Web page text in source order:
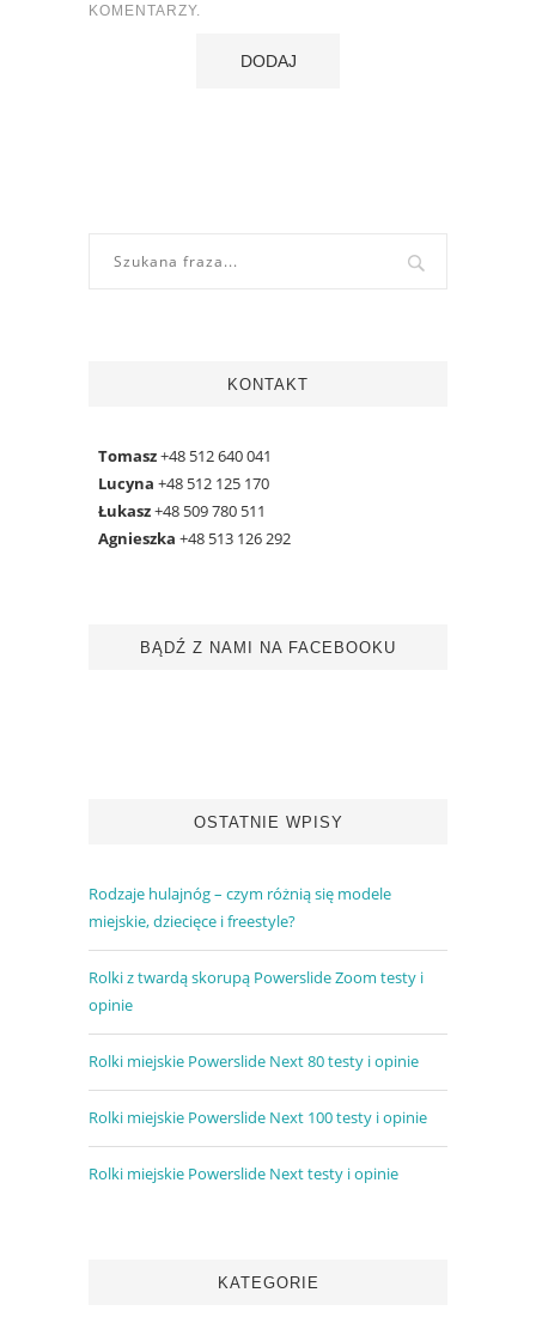
KOMENTARZY.
KONTAKT
Tomasz+48 512 640 041
Lucyna +48 512 125 170
Łukasz+48 509 780 511
Agnieszka +48 513 126 292
BĄDŹ Z NAMI NA FACEBOOKU
OSTATNIE WPISY
Rodzaje hulajnóg – czym różnią się modele
miejskie, dziecięce i freestyle?
Rolki z twardą skorupą Powerslide Zoom testy i
opinie
Rolki miejskie Powerslide Next 80 testy i opinie
Rolki miejskie Powerslide Next 100 testy i opinie
Rolki miejskie Powerslide Next testy i opinie
KATEGORIE